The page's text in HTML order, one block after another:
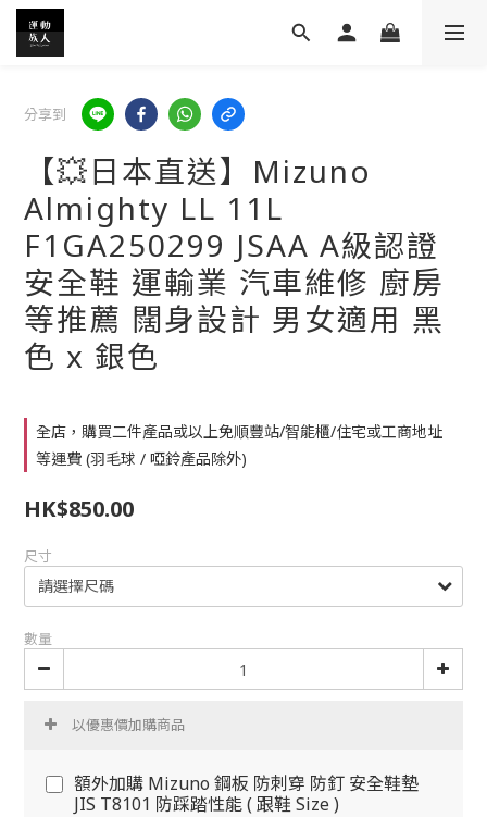
分享到
【💥日本直送】Mizuno
Almighty LL 11L
F1GA250299 JSAA A級認證
安全鞋 運輸業 汽車維修 廚房
等推薦 闊身設計 男女適用 黑
色 x 銀色
全店，購買二件產品或以上免順豐站/智能櫃/住宅或工商地址
等運費 (羽毛球 / 啞鈴產品除外)
HK$850.00
尺寸
數量
以優惠價加購商品
額外加購 Mizuno 鋼板 防刺穿 防釘 安全鞋墊
JIS T8101 防踩踏性能 ( 跟鞋 Size )